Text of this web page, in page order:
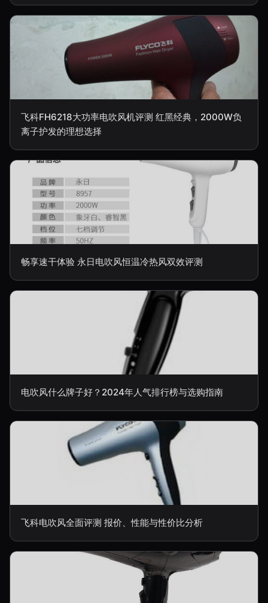
飞科FH6218大功率电吹风机评测 红黑经典，2000W负
离子护发的理想选择
畅享速干体验 永日电吹风恒温冷热风双效评测
电吹风什么牌子好？2024年人气排行榜与选购指南
飞科电吹风全面评测 报价、性能与性价比分析